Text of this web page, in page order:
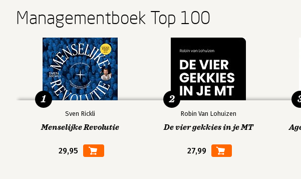
Colofon
Managementboek Top 100
Sven Rickli
Menselijke Revolutie
29,95
1
Robin Van Lohuizen
De vier gekkies in je MT
27,99
2